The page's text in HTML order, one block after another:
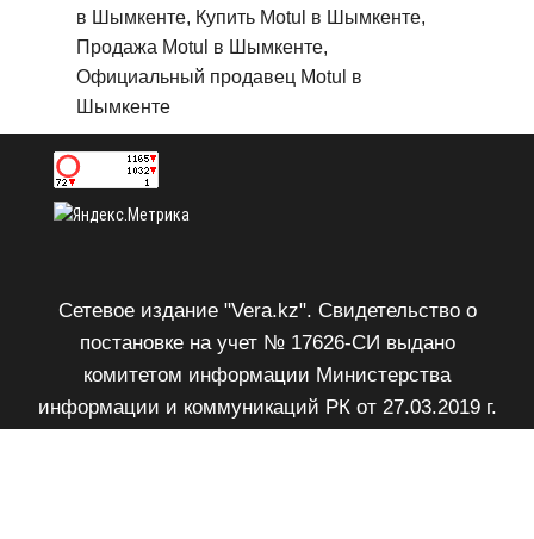
в Шымкенте, Купить Motul в Шымкенте,
Продажа Motul в Шымкенте,
Официальный продавец Motul в
Шымкенте
Сетевое издание "Vera.kz". Свидетельство о
постановке на учет № 17626-СИ выдано
комитетом информации Министерства
информации и коммуникаций РК от 27.03.2019 г.